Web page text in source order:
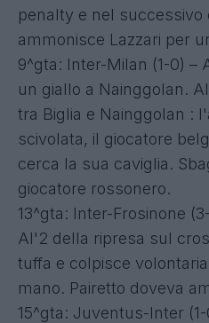
penalty e nel successivo
ammonisce Lazzari per
9^gta: Inter-Milan (1-0) –
un giallo a Nainggolan.
tra Biglia e Nainggolan :
scivolata, il giocatore
cerca la sua caviglia.
giocatore rossonero.
13^gta: Inter-Frosinone
Al'2 della ripresa sul
tuffa e colpisce
mano. Pairetto doveva
15^gta: Juventus-Inter